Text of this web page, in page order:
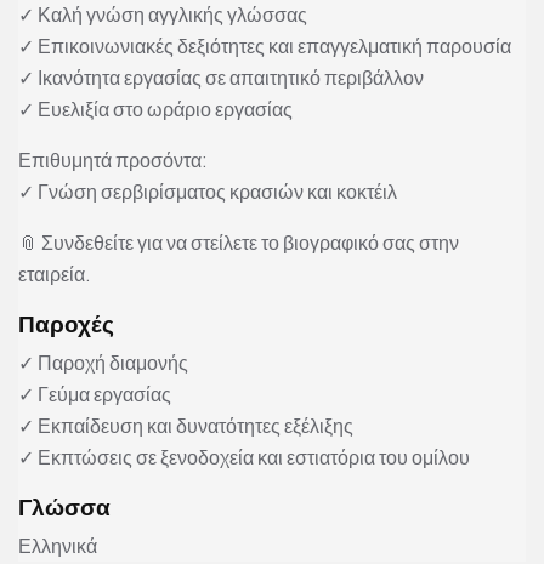
✓ Καλή γνώση αγγλικής γλώσσας
✓ Επικοινωνιακές δεξιότητες και επαγγελματική παρουσία
✓ Ικανότητα εργασίας σε απαιτητικό περιβάλλον
✓ Ευελιξία στο ωράριο εργασίας
Επιθυμητά προσόντα:
✓ Γνώση σερβιρίσματος κρασιών και κοκτέιλ
📎 Συνδεθείτε για να στείλετε το βιογραφικό σας στην
εταιρεία.
Παροχές
✓ Παροχή διαμονής
✓ Γεύμα εργασίας
✓ Εκπαίδευση και δυνατότητες εξέλιξης
✓ Εκπτώσεις σε ξενοδοχεία και εστιατόρια του ομίλου
Γλώσσα
Ελληνικά